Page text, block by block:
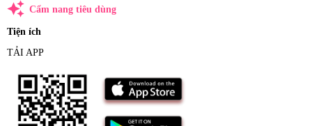
auto_awesome Cẩm nang tiêu dùng
Tiện ích
TẢI APP